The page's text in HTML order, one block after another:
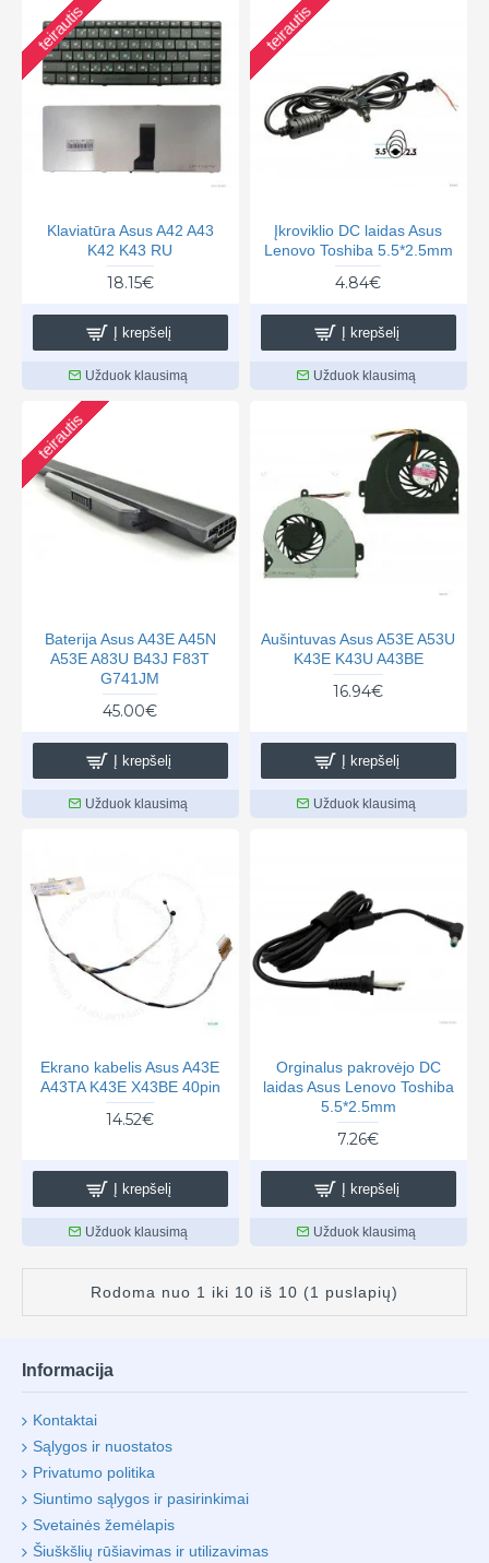
teirautis
Klaviatūra Asus A42 A43
K42 K43 RU
18.15€
Į krepšelį
Užduok klausimą
teirautis
Įkroviklio DC laidas Asus
Lenovo Toshiba 5.5*2.5mm
4.84€
Į krepšelį
Užduok klausimą
teirautis
Baterija Asus A43E A45N
A53E A83U B43J F83T
G741JM
45.00€
Į krepšelį
Užduok klausimą
Aušintuvas Asus A53E A53U
K43E K43U A43BE
16.94€
Į krepšelį
Užduok klausimą
Ekrano kabelis Asus A43E
A43TA K43E X43BE 40pin
14.52€
Į krepšelį
Užduok klausimą
Orginalus pakrovėjo DC
laidas Asus Lenovo Toshiba
5.5*2.5mm
7.26€
Į krepšelį
Užduok klausimą
Rodoma nuo 1 iki 10 iš 10 (1 puslapių)
Informacija
Kontaktai
Sąlygos ir nuostatos
Privatumo politika
Siuntimo sąlygos ir pasirinkimai
Svetainės žemėlapis
Šiuškšlių rūšiavimas ir utilizavimas